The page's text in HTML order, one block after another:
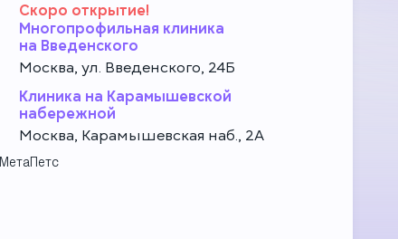
Скоро открытие!
Многопрофильная клиника
на Введенского
Москва, ул. Введенского, 24Б
Клиника на Карамышевской
набережной
Москва, Карамышевская наб., 2А
МетаПетс